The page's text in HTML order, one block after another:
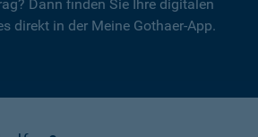
Dann finden Sie Ihre digitalen
direkt in der Meine Gothaer-App.